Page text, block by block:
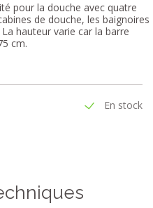
pour la douche avec quatre
de douche, les baignoires
hauteur varie car la barre
cm.
En stock